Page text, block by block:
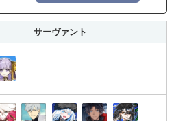
サーヴァント